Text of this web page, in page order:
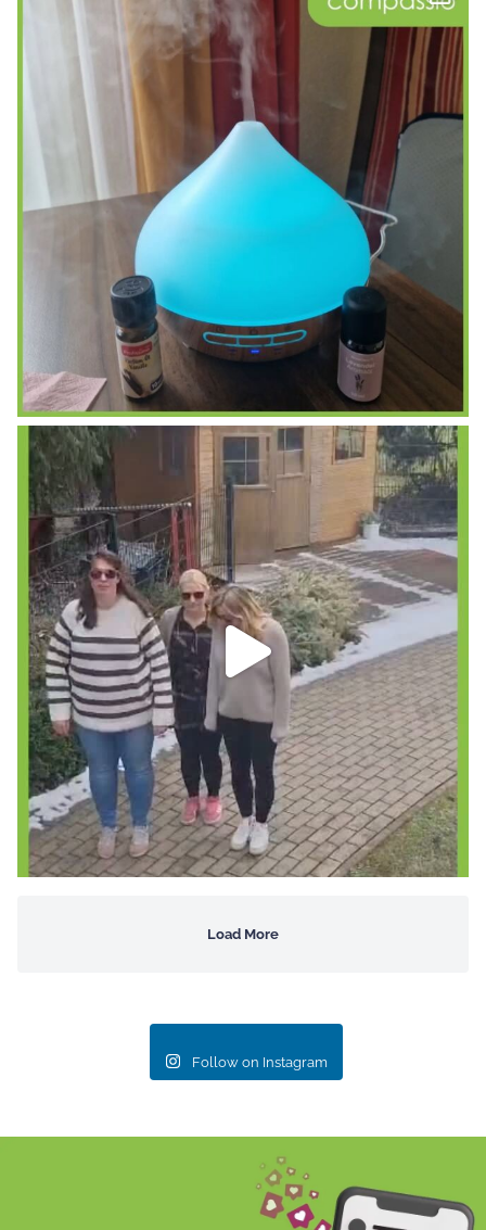
39
POV: Wir wollten einen TikTok-Trend nachmachen…
28 0
Load More
Follow on Instagram